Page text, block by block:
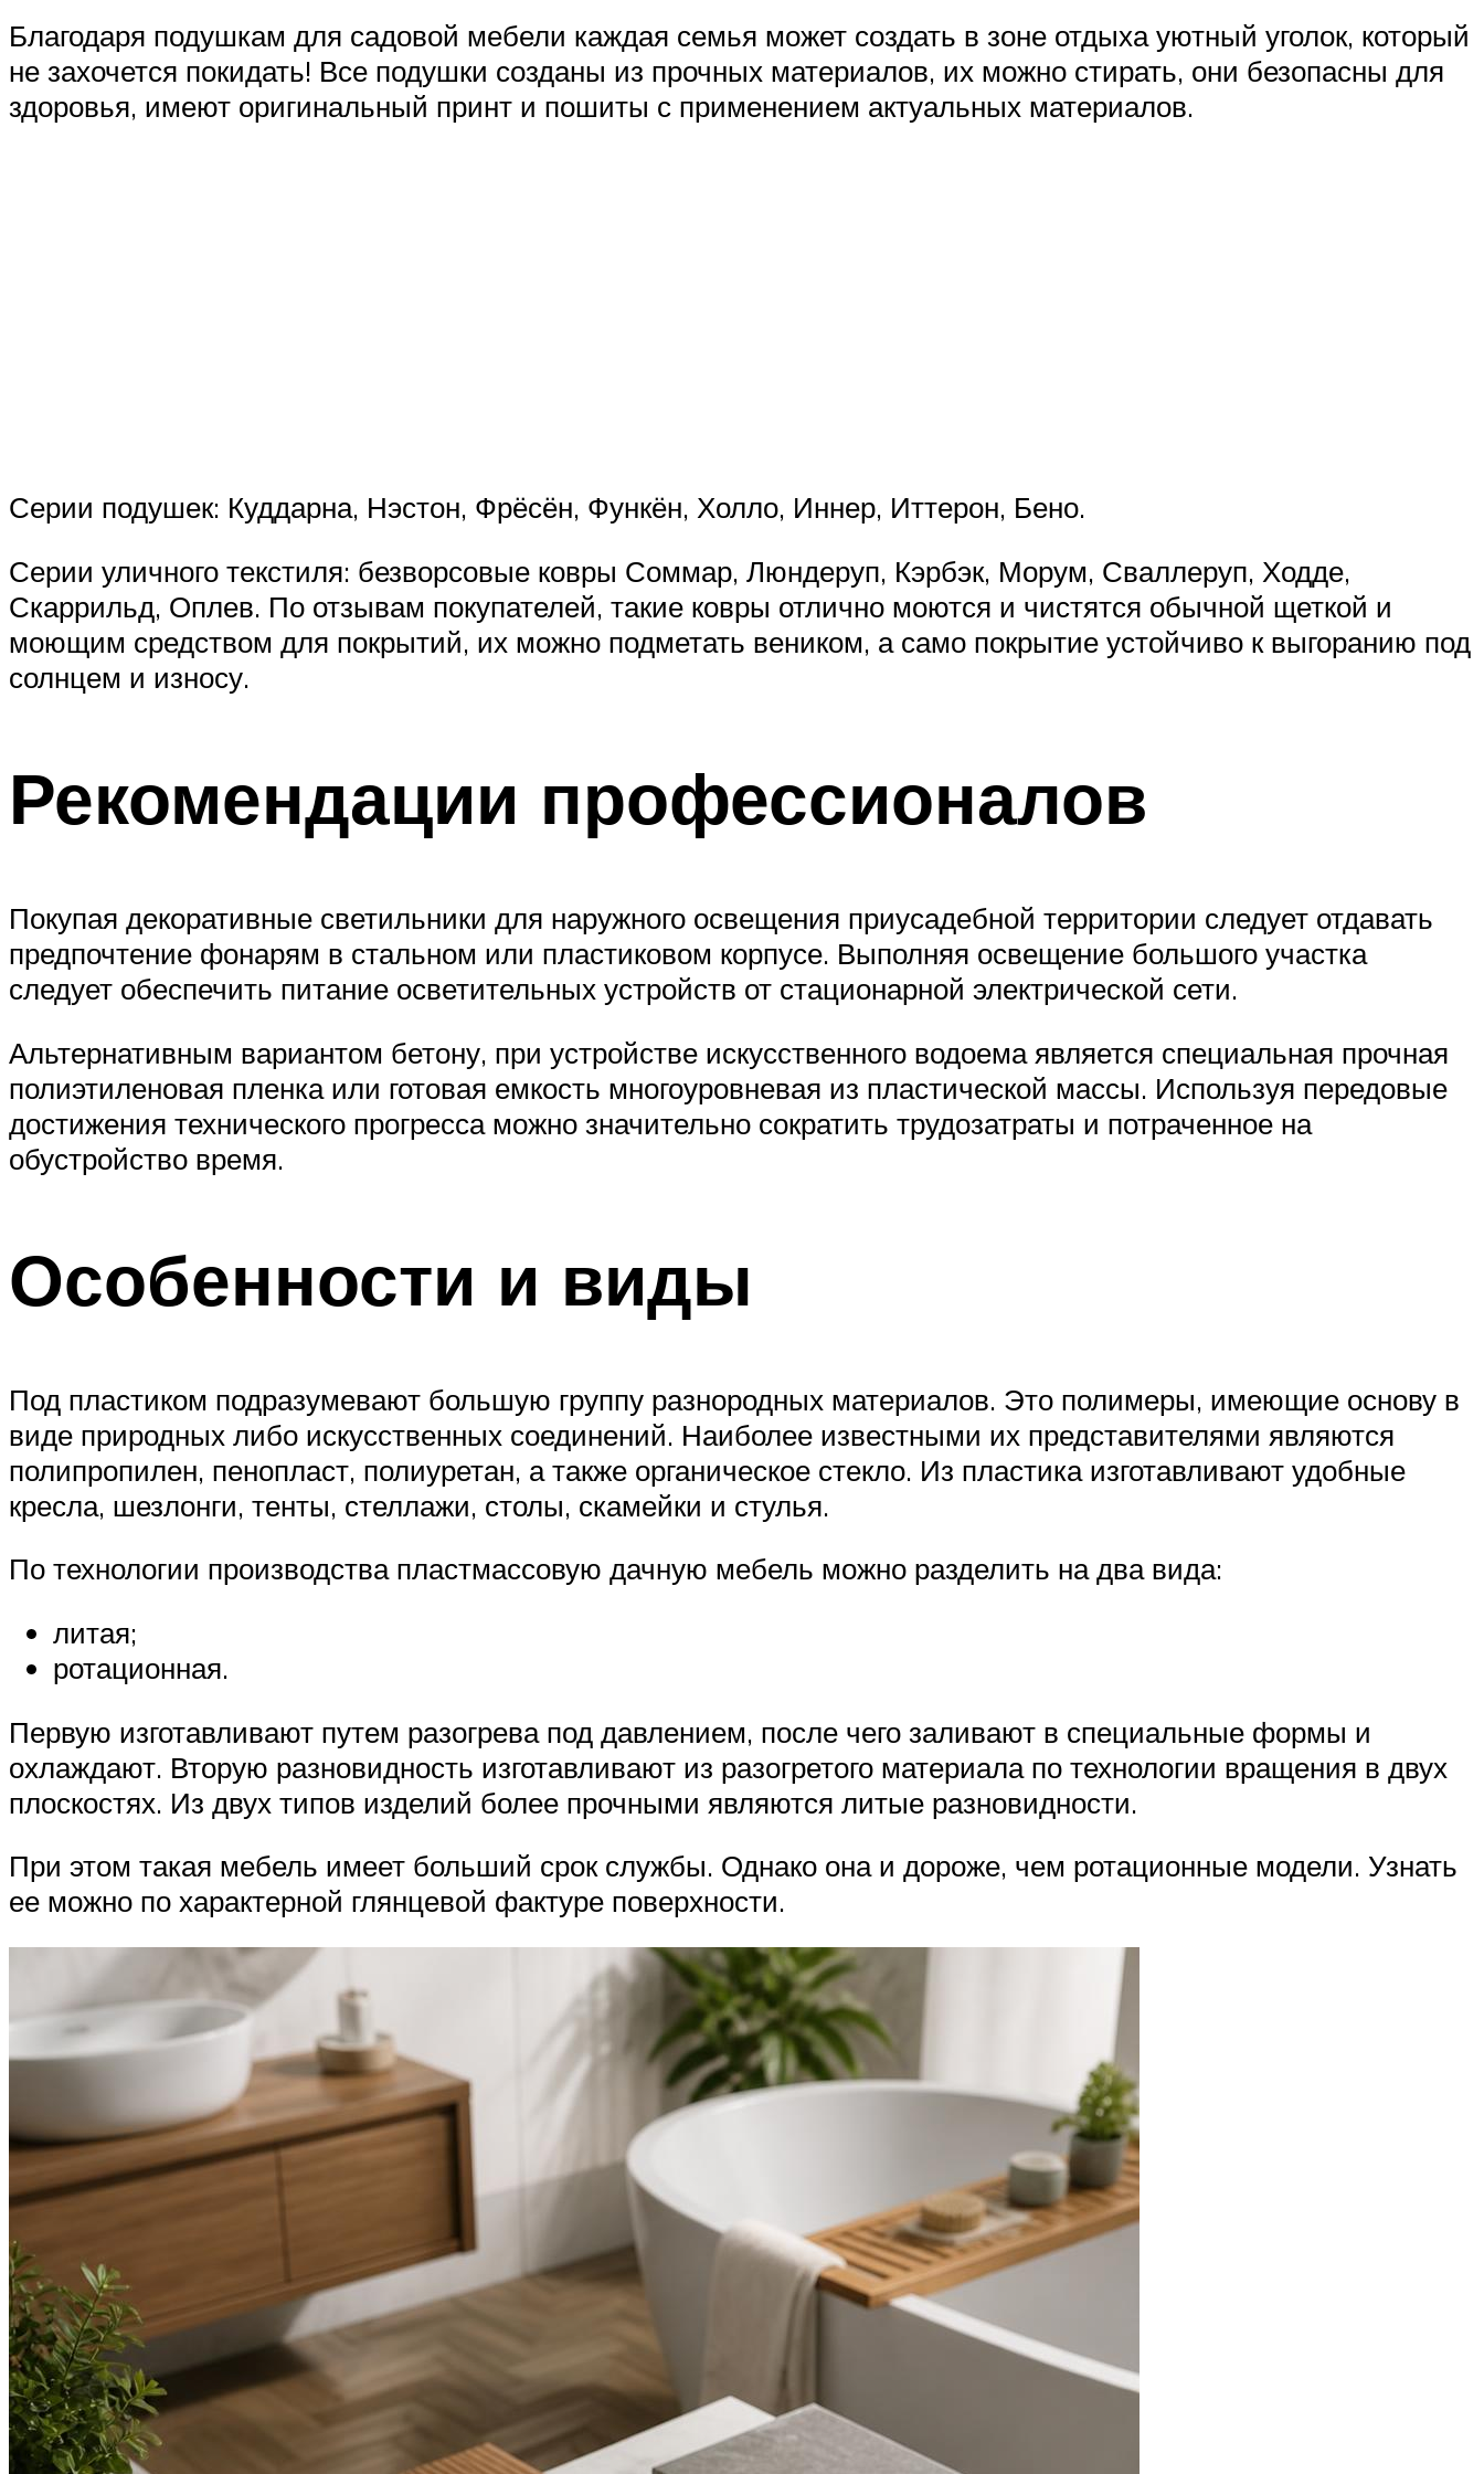
Благодаря подушкам для садовой мебели каждая семья может создать в зоне отдыха уютный уголок, который
не захочется покидать! Все подушки созданы из прочных материалов, их можно стирать, они безопасны для
здоровья, имеют оригинальный принт и пошиты с применением актуальных материалов.
Серии подушек: Куддарна, Нэстон, Фрёсён, Функён, Холло, Иннер, Иттерон, Бено.
Серии уличного текстиля: безворсовые ковры Соммар, Люндеруп, Кэрбэк, Морум, Сваллеруп, Ходде,
Скаррильд, Оплев. По отзывам покупателей, такие ковры отлично моются и чистятся обычной щеткой и
моющим средством для покрытий, их можно подметать веником, а само покрытие устойчиво к выгоранию под
солнцем и износу.
Рекомендации профессионалов
Покупая декоративные светильники для наружного освещения приусадебной территории следует отдавать
предпочтение фонарям в стальном или пластиковом корпусе. Выполняя освещение большого участка
следует обеспечить питание осветительных устройств от стационарной электрической сети.
Альтернативным вариантом бетону, при устройстве искусственного водоема является специальная прочная
полиэтиленовая пленка или готовая емкость многоуровневая из пластической массы. Используя передовые
достижения технического прогресса можно значительно сократить трудозатраты и потраченное на
обустройство время.
Особенности и виды
Под пластиком подразумевают большую группу разнородных материалов. Это полимеры, имеющие основу в
виде природных либо искусственных соединений. Наиболее известными их представителями являются
полипропилен, пенопласт, полиуретан, а также органическое стекло. Из пластика изготавливают удобные
кресла, шезлонги, тенты, стеллажи, столы, скамейки и стулья.
По технологии производства пластмассовую дачную мебель можно разделить на два вида:
литая;
ротационная.
Первую изготавливают путем разогрева под давлением, после чего заливают в специальные формы и
охлаждают. Вторую разновидность изготавливают из разогретого материала по технологии вращения в двух
плоскостях. Из двух типов изделий более прочными являются литые разновидности.
При этом такая мебель имеет больший срок службы. Однако она и дороже, чем ротационные модели. Узнать
ее можно по характерной глянцевой фактуре поверхности.